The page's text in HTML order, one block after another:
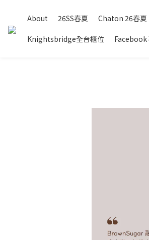
About 26SS春夏 Chaton 26春夏
Knightsbridge全台櫃位 Facebook